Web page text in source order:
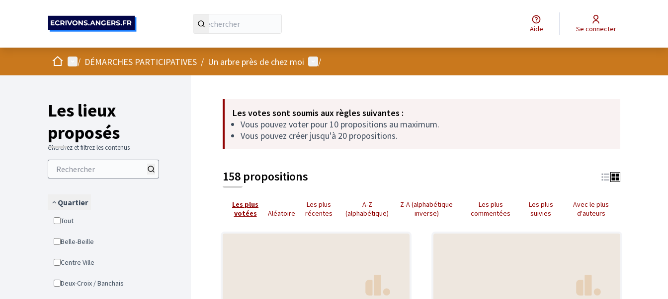
Aide Se connecter
AccueilMenu principal
/ DÉMARCHES PARTICIPATIVES / Un arbre près de chez moi Menu utilisateur
/
Les lieux
proposés
Cherchez et filtrez les contenus
Quartier
Tout
Belle-Beille
Centre Ville
Deux-Croix / Banchais
Les votes sont soumis aux règles suivantes :
Vous pouvez voter pour 10 propositions au maximum.
Vous pouvez créer jusqu'à 20 propositions.
158 propositions
Les plus
votées
Aléatoire
Les plus
récentes
A-Z
(alphabétique)
Z-A (alphabétique
inverse)
Les plus
commentées
Les plus
suivies
Avec le plus
d'auteurs